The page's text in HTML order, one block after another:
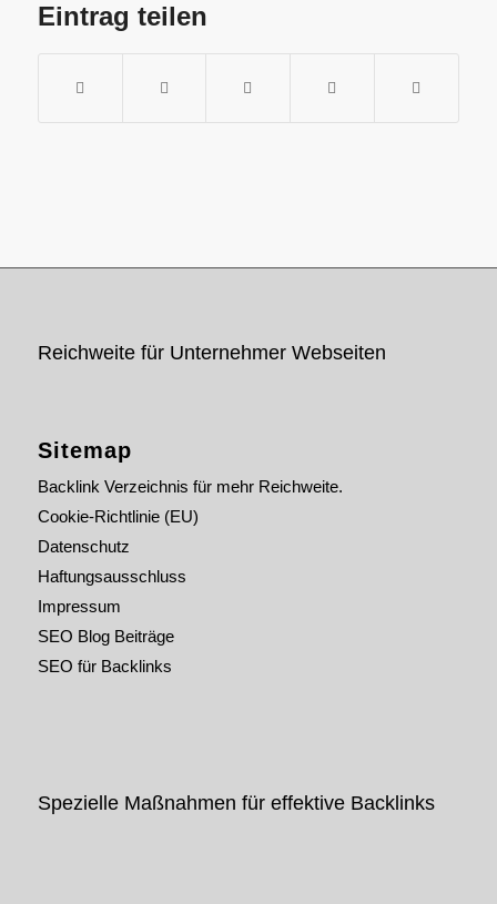
Eintrag teilen
Reichweite für Unternehmer Webseiten
Sitemap
Backlink Verzeichnis für mehr Reichweite.
Cookie-Richtlinie (EU)
Datenschutz
Haftungsausschluss
Impressum
SEO Blog Beiträge
SEO für Backlinks
Spezielle Maßnahmen für effektive Backlinks